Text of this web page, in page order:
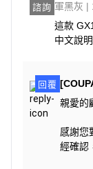
諮詢 軍黑灰 |
這款
中文說
回覆
親愛的
感謝您
經確認